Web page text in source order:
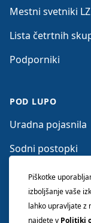
Mestni svetniki LZ
Lista četrtnih
Podporniki
POD LUPO
Uradna pojasnila
Sodni postopki
OčitkiPiškotke
izboljšanje vaše
lahko upravljate z
najdete v Politiki